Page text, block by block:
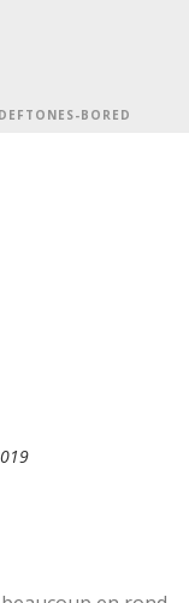
BORED